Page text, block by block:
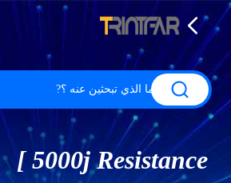
[ 5000j Resistance